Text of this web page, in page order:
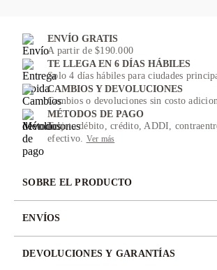
ENVÍO GRATIS
A partir de $190.000
TE LLEGA EN 6 DÍAS HÁBILES
Solo 4 días hábiles para ciudades
CAMBIOS Y DEVOLUCIONES
Cambios o devoluciones sin costo
MÉTODOS DE PAGO
Tarjeta débito, crédito, ADDI,
efectivo. Ver más
SOBRE EL PRODUCTO
ENVÍOS
DEVOLUCIONES Y GARANTÍAS